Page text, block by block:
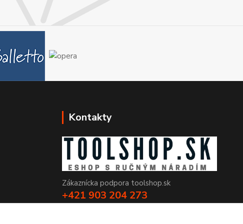
Kontakty
Zákaznícka podpora toolshop.sk
+421 903 204 273